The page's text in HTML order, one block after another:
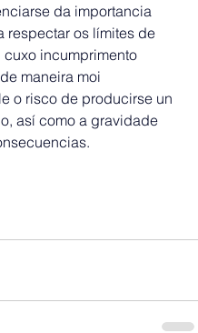
da importancia
respectar os límites de
incumprimento
maneira moi
o risco de producirse un
así como a gravidade